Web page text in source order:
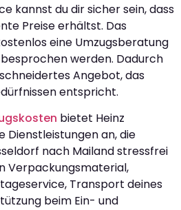
kannst du dir sicher sein, dass
Preise erhältst. Das
eine Umzugsberatung
werden. Dadurch
Angebot, das
entspricht.
bietet Heinz
Dienstleistungen an, die
nach Mailand stressfrei
Verpackungsmaterial,
Transport deines
beim Ein- und